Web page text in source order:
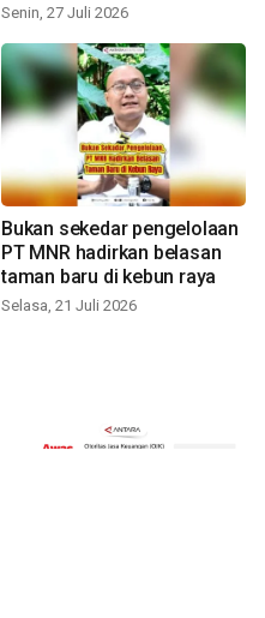
Senin, 27 Juli 2026
Bukan sekedar pengelolaan
PT MNR hadirkan belasan
taman baru di kebun raya
Selasa, 21 Juli 2026